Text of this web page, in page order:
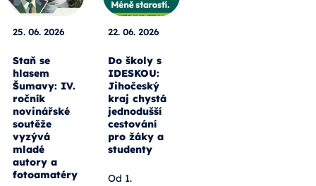
25. 06. 2026
Staň se
hlasem
Šumavy: IV.
ročník
novinářské
soutěže
vyzývá
mladé
autory a
fotoamatéry
22. 06. 2026
Do školy s
IDESKOU:
Jihočeský
kraj chystá
jednodušší
cestování
pro žáky a
studenty
Od 1.